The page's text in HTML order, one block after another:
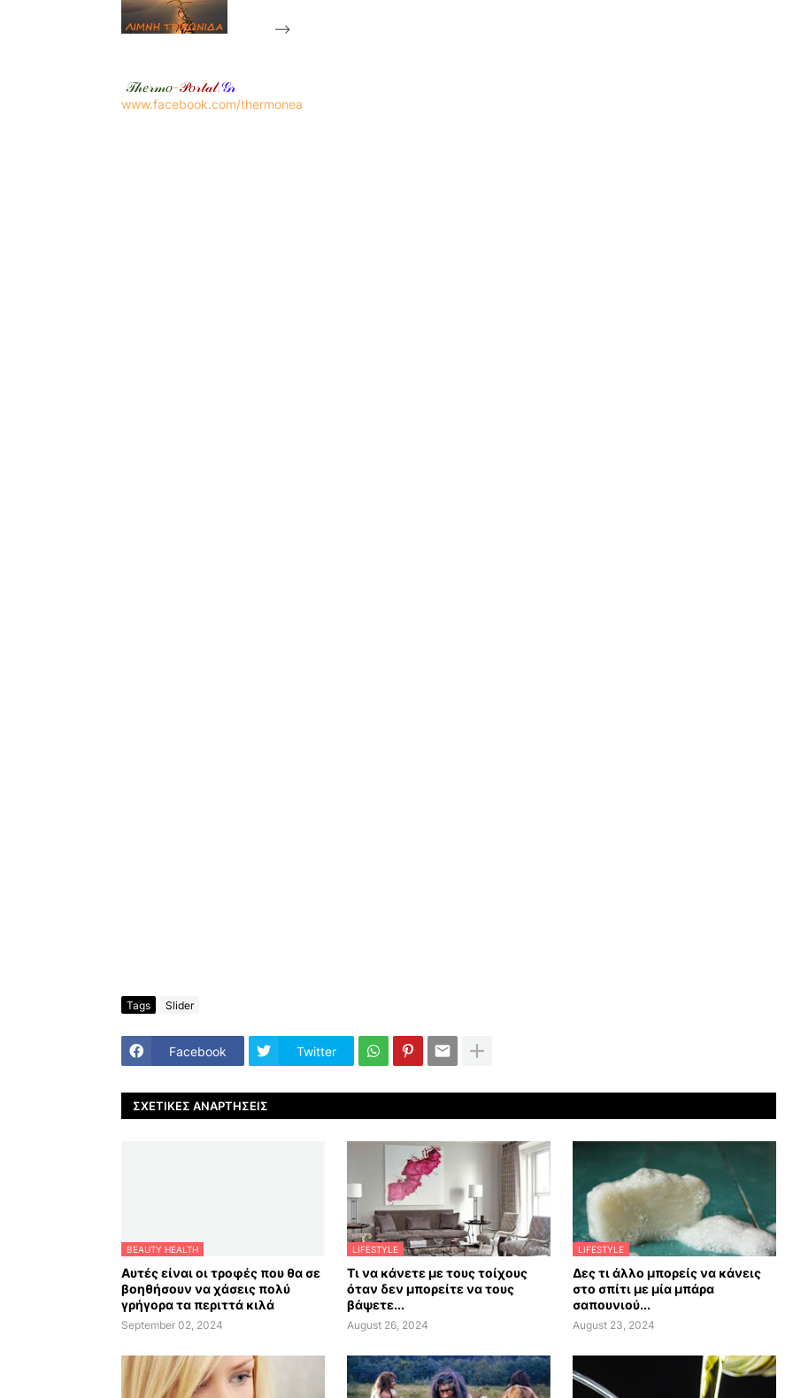
-->
𝒯𝒽𝑒𝓇𝓂𝑜-𝒫𝑜𝓇𝓉𝒶𝓁.𝒢𝓇
www.facebook.com/thermonea
Tags Slider
Facebook Twitter
ΣΧΕΤΙΚΈΣ ΑΝΑΡΤΉΣΕΙΣ
BEAUTY HEALTH
Αυτές είναι οι τροφές που θα σε
βοηθήσουν να χάσεις πολύ
γρήγορα τα περιττά κιλά
September 02, 2024
LIFESTYLE
Τι να κάνετε με τους τοίχους
όταν δεν μπορείτε να τους
βάψετε...
August 26, 2024
LIFESTYLE
Δες τι άλλο μπορείς να κάνεις
στο σπίτι με μία μπάρα
σαπουνιού...
August 23, 2024